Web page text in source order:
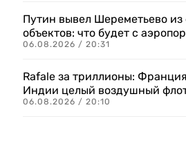
Путин вывел Шереметьево из
объектов: что будет с
06.08.2026 / 20:31
Rafale за триллионы:
Индии целый воздушный
06.08.2026 / 20:10